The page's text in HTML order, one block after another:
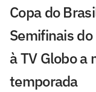
Copa do
Semifinais
à TV Globo a
temporada